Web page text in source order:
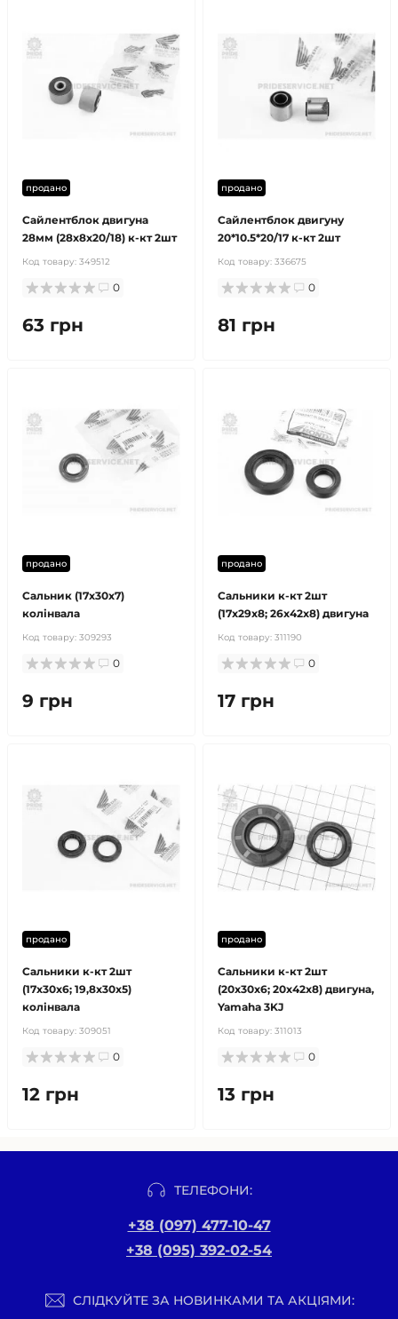
продано
Сайлентблок двигуна
28мм (28x8x20/18) к-кт 2шт
Код товару: 349512
0
63 грн
продано
Сайлентблок двигуну
20*10.5*20/17 к-кт 2шт
Код товару: 336675
0
81 грн
продано
Сальник (17x30x7)
колінвала
Код товару: 309293
0
9 грн
продано
Сальники к-кт 2шт
(17x29x8; 26x42x8) двигуна
Код товару: 311190
0
17 грн
продано
Сальники к-кт 2шт
(17x30x6; 19,8x30x5)
колінвала
Код товару: 309051
0
12 грн
продано
Сальники к-кт 2шт
(20x30x6; 20x42x8) двигуна,
Yamaha 3KJ
Код товару: 311013
0
13 грн
ТЕЛЕФОНИ:
+38 (097) 477-10-47
+38 (095) 392-02-54
СЛІДКУЙТЕ ЗА НОВИНКАМИ ТА АКЦІЯМИ: